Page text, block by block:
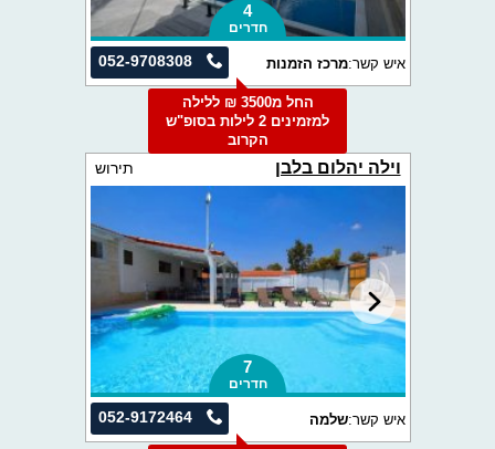
4
חדרים
052-9708308 איש קשר:מרכז הזמנות
החל מ3500 ₪ ללילה
למזמינים 2 לילות בסופ"ש
הקרוב
וילה יהלום בלבן תירוש
7
חדרים
052-9172464 איש קשר:שלמה